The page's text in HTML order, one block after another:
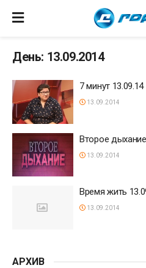
День: 13.09.2014
7 минут
13.09.2014
Второе
13.09.2014
Время жить
13.09.2014
АРХИВ